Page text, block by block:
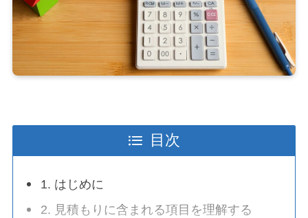
目次
1. はじめに
2. 見積もりに含まれる項目を理解する